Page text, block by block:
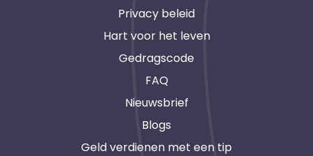
Privacy beleid
Hart voor het leven
Gedragscode
FAQ
Nieuwsbrief
Blogs
Geld verdienen met een tip